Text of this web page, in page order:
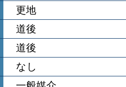
更地
道後
道後
なし